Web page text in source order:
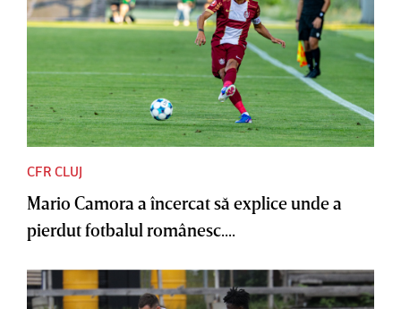
CFR CLUJ
Mario Camora a încercat să explice unde a
pierdut fotbalul românesc....